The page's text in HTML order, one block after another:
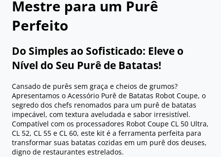
Mestre para um Purê
Perfeito
Do Simples ao Sofisticado: Eleve o
Nível do Seu Purê de Batatas!
Cansado de purês sem graça e cheios de grumos?
Apresentamos o Acessório Purê de Batatas Robot Coupe, o
segredo dos chefs renomados para um purê de batatas
impecável, com textura aveludada e sabor irresistível.
Compatível com os processadores Robot Coupe CL 50 Ultra,
CL 52, CL 55 e CL 60, este kit é a ferramenta perfeita para
transformar suas batatas cozidas em um purê dos deuses,
digno de restaurantes estrelados.